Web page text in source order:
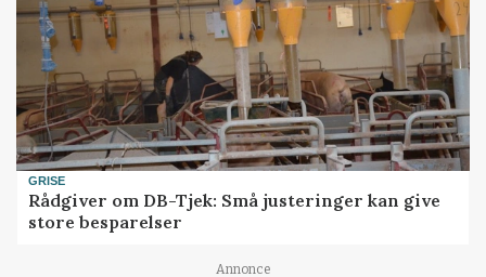
GRISE
Rådgiver om DB-Tjek: Små justeringer kan give
store besparelser
Annonce